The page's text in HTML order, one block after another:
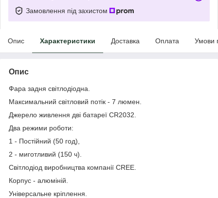
Замовлення під захистом
Опис Характеристики Доставка Оплата Умови
Опис
Фара задня світлодіодна.
Максимальний світловий потік - 7 люмен.
Джерело живлення дві батареї CR2032.
Два режими роботи:
1 - Постійний (50 год),
2 - миготливий (150 ч).
Світлодіод виробництва компанії CREE.
Корпус - алюміній.
Універсальне кріплення.